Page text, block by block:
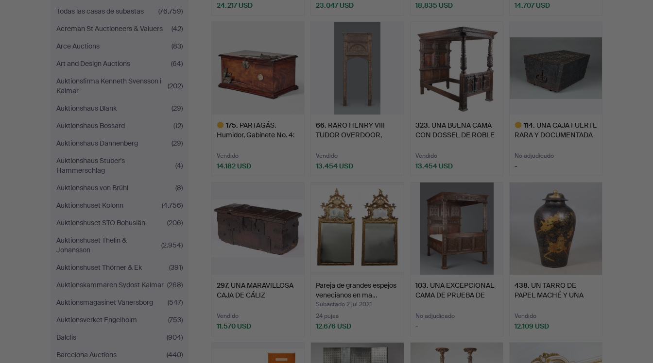
Todas las casas de subastas
(76.759)
Acreman St Auctioneers & Valuers
(42)
Arce Auctions
(83)
Art and Design Auctions
(64)
Auktionsfirma Kenneth Svensson i
Kalmar
(202)
Auktionshaus Blank
(29)
Auktionshaus Bossard
(12)
Auktionshaus Dannenberg
(29)
Auktionshaus Stuber's
Hammerschlag
(4)
Auktionshaus von Brühl
(8)
Auktionshuset Kolonn
(4.756)
Auktionshuset STO Bohuslän
(206)
Auktionshuset Thelin &
Johansson
(2.954)
Auktionshuset Thörner & Ek
(391)
Auktionskammaren Sydost Kalmar (268)
Auktionsmagasinet Vänersborg
(547)
Auktionsverket Engelholm
(753)
Balclis
(904)
Barcelona Auctions
(440)
24.217 USD
23.047 USD 18.835 USD
14.707 USD
175. PARTAGÁS.
Humidor, Gabinete No. 4:
Vendido
14.182 USD
66. RARO HENRY VIII
TUDOR OVERDOOR,
Vendido
13.454 USD
323. UNA BUENA CAMA
CON DOSSEL DE ROBLE
Vendido
13.454 USD
114. UNA CAJA FUERTE
RARA Y DOCUMENTADA
No adjudicado
-
297. UNA MARAVILLOSA
CAJA DE CÁLIZ
Vendido
11.570 USD
Pareja de grandes espejos
venecianos en ma…
Subastado 2 jul 2021
24 pujas
12.676 USD
103. UNA EXCEPCIONAL
CAMA DE PRUEBA DE
No adjudicado
-
438. UN TARRO DE
PAPEL MACHÉ Y UNA
Vendido
12.109 USD